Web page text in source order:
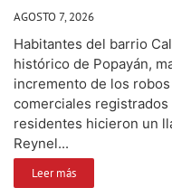
AGOSTO 7, 2026
Habitantes del barrio
histórico de Popayán,
incremento de los
comerciales registrados
residentes hicieron un
Reynel...
Leer más